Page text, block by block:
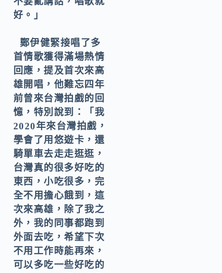
好。」
鄭伊健緊接唱了多
首情歌獲得滿場熱情
回應，提及首次來高
雄開唱，他難忘四年
前曾來台灣拍戲的回
憶，特別說到：「我
2020年來台灣拍戲，
學會了用悠遊卡，還
騎單車去走走逛逛，
台灣真的很多好吃的
東西，小吃很多，完
全不用擔心餓到，這
次來高雄，除了我之
外，我的同事都跑到
外面去吃，希望下次
不用工作時能再來，
可以多吃一些好吃的